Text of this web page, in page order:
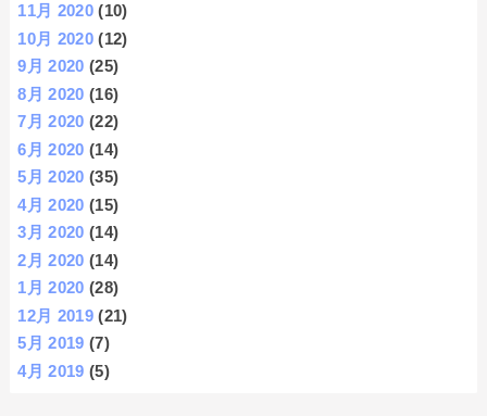
11月 2020 (10)
10月 2020 (12)
9月 2020 (25)
8月 2020 (16)
7月 2020 (22)
6月 2020 (14)
5月 2020 (35)
4月 2020 (15)
3月 2020 (14)
2月 2020 (14)
1月 2020 (28)
12月 2019 (21)
5月 2019 (7)
4月 2019 (5)